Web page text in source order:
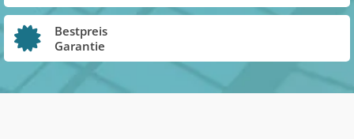
Bestpreis
Garantie